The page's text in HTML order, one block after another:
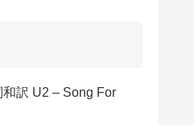
和訳 U2 – Song For